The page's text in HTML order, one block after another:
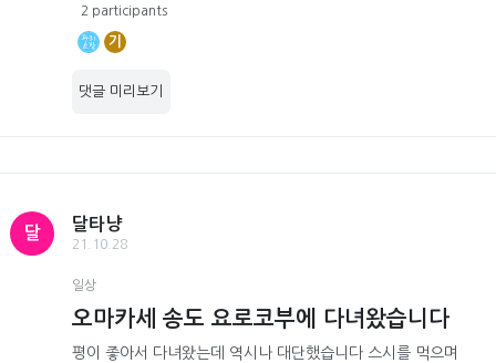
2 participants
기
댓글 미리보기
달
달타냥
21.10.28
일상
오마카세 송도 요로코부에 다녀왔습니다
평이 좋아서 다녀왔는데 역시나 대단했습니다 스시를 먹으며